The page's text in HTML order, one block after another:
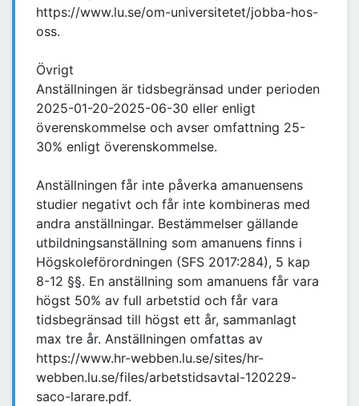
https://www.lu.se/om-universitetet/jobba-hos-
oss.
Övrigt
Anställningen är tidsbegränsad under perioden
2025-01-20-2025-06-30 eller enligt
överenskommelse och avser omfattning 25-
30% enligt överenskommelse.
Anställningen får inte påverka amanuensens
studier negativt och får inte kombineras med
andra anställningar. Bestämmelser gällande
utbildningsanställning som amanuens finns i
Högskoleförordningen (SFS 2017:284), 5 kap
8-12 §§. En anställning som amanuens får vara
högst 50% av full arbetstid och får vara
tidsbegränsad till högst ett år, sammanlagt
max tre år. Anställningen omfattas av
https://www.hr-webben.lu.se/sites/hr-
webben.lu.se/files/arbetstidsavtal-120229-
saco-larare.pdf.